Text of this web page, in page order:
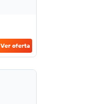
Ver oferta